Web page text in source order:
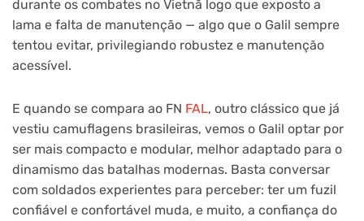
durante os combates no Vietnã logo que exposto a
lama e falta de manutenção — algo que o Galil sempre
tentou evitar, privilegiando robustez e manutenção
acessível.
E quando se compara ao FN FAL, outro clássico que já
vestiu camuflagens brasileiras, vemos o Galil optar por
ser mais compacto e modular, melhor adaptado para o
dinamismo das batalhas modernas. Basta conversar
com soldados experientes para perceber: ter um fuzil
confiável e confortável muda, e muito, a confiança do